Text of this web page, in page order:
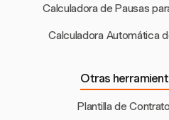
Calculadora de Pausas
Calculadora Automática
Otras
Plantilla de